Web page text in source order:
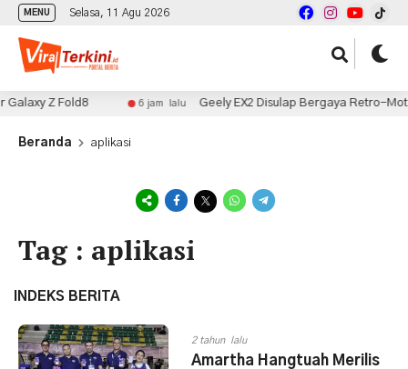
MENU Selasa, 11 Agu 2026
Z Fold8 6 jam lalu Geely EX2 Disulap Bergaya Retro-
Beranda aplikasi
Tag : aplikasi
INDEKS BERITA
2 tahun lalu
Amartha Hangtuah Merilis